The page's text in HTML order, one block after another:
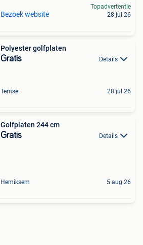
Bezoek website
Topadvertentie
28 jul 26
Polyester golfplaten
Gratis Details
Temse 28 jul 26
Golfplaten 244 cm
Gratis Details
Hemiksem 5 aug 26